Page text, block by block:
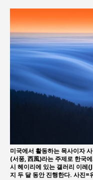
미국에서 활동하는 목사이자
(서풍, 西風)라는 주제로 한국
시 헤이리에 있는 갤러리 이레
지 두 달 동안 진행한다. 사진=